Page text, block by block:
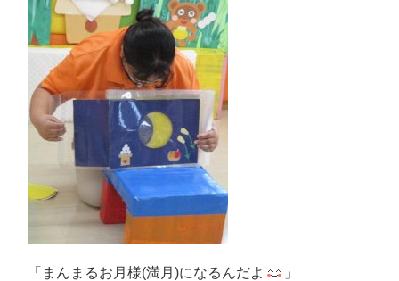
「まんまるお月様(満月)になるんだよ 」